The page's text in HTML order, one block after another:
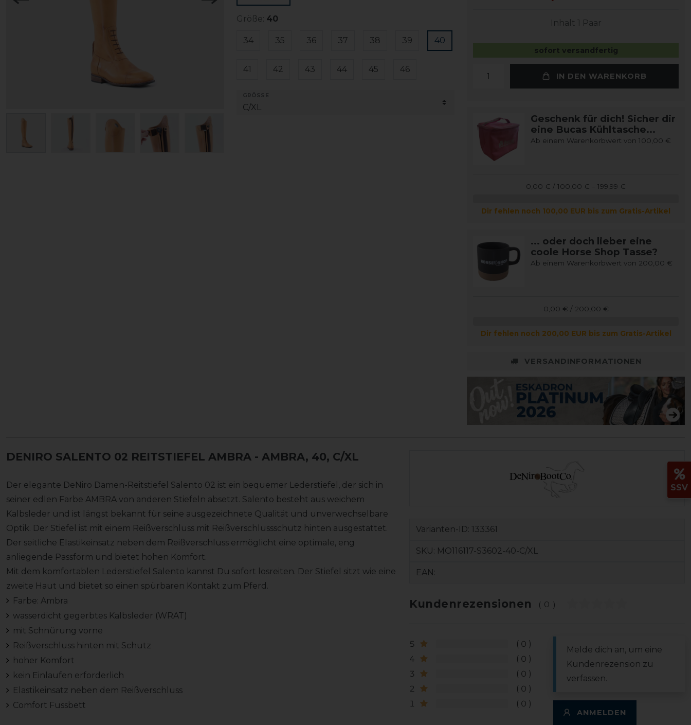
Größe: 40
34 35 36 37 38 39 40
41 42 43 44 45 46
Inhalt 1 Paar
sofort versandfertig
IN DEN WARENKORB
Geschenk für dich! Sicher dir
eine Bucas Kühltasche...
Ab einem Warenkorbwert von 100,00 €
0,00 € / 100,00 € – 199,99 €
Dir fehlen noch 100,00 EUR bis zum Gratis-Artikel
... oder doch lieber eine
coole Horse Shop Tasse?
Ab einem Warenkorbwert von 200,00 €
0,00 € / 200,00 €
Dir fehlen noch 200,00 EUR bis zum Gratis-Artikel
VERSANDINFORMATIONEN
DENIRO SALENTO 02 REITSTIEFEL AMBRA - AMBRA, 40, C/XL
Der elegante DeNiro Damen-Reitstiefel Salento 02 ist ein bequemer Lederstiefel, der sich in
seiner edlen Farbe AMBRA von anderen Stiefeln absetzt. Salento besteht aus weichem
Kalbsleder und ist längst bekannt für seine ausgezeichnete Qualität und unverwechselbare
Optik. Der Stiefel ist mit einem Reißverschluss mit Reißverschlussschutz hinten ausgestattet.
Der seitliche Elastikeinsatz neben dem Reißverschluss ermöglicht eine optimale, eng
anliegende Passform und bietet hohen Komfort.
Mit dem komfortablen Lederstiefel Salento kannst Du sofort losreiten. Der Stiefel sitzt wie eine
zweite Haut und bietet so einen spürbaren Kontakt zum Pferd.
Farbe: Ambra
wasserdicht gegerbtes Kalbsleder (WRAT)
mit Schnürung vorne
Reißverschluss hinten mit Schutz
hoher Komfort
kein Einlaufen erforderlich
Elastikeinsatz neben dem Reißverschluss
Comfort Fussbett
Varianten-ID: 133361
SKU: MO116117-S3602-40-C/XL
EAN:
Kundenrezensionen (0)
5
0
4
0
3
0
2
0
1
0
Melde dich an, um eine
Kundenrezension zu
verfassen.
ANMELDEN
SSV